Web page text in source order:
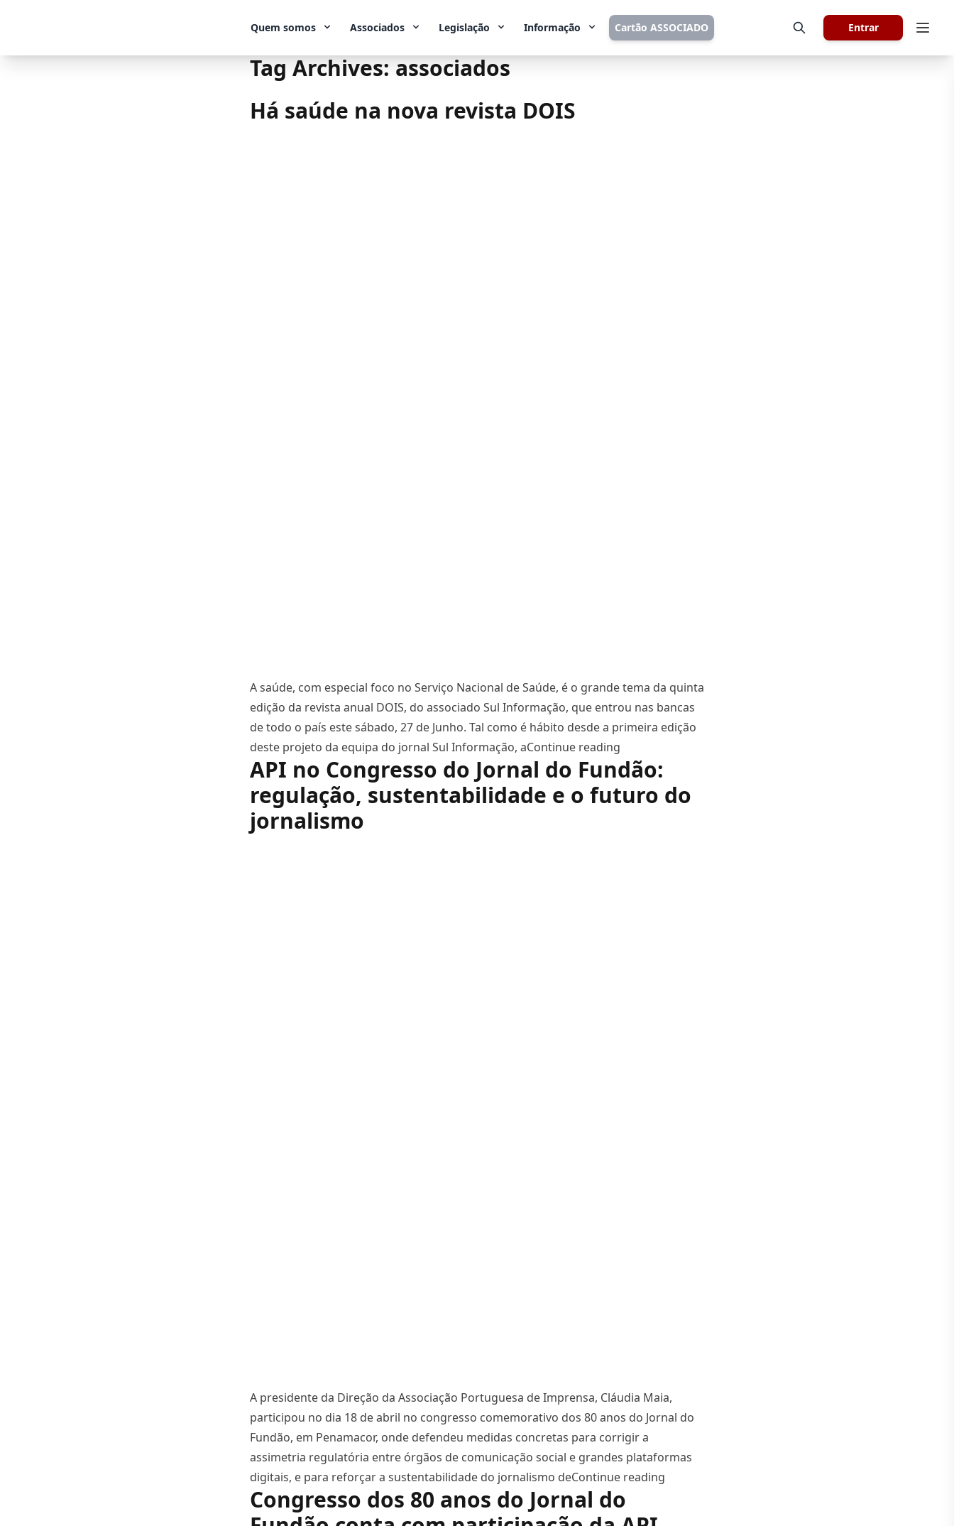
Quem somos Associados Legislação Informação Cartão ASSOCIADO Entrar
Tag Archives:associados
Há saúde na nova revista DOIS
A saúde, com especial foco no Serviço Nacional de Saúde, é o grande tema da quinta
edição da revista anual DOIS, do associado Sul Informação, que entrou nas bancas
de todo o país este sábado, 27 de Junho. Tal como é hábito desde a primeira edição
deste projeto da equipa do jornal Sul Informação, aContinue reading
API no Congresso do Jornal do Fundão:
regulação, sustentabilidade e o futuro do
jornalismo
A presidente da Direção da Associação Portuguesa de Imprensa, Cláudia Maia,
participou no dia 18 de abril no congresso comemorativo dos 80 anos do Jornal do
Fundão, em Penamacor, onde defendeu medidas concretas para corrigir a
assimetria regulatória entre órgãos de comunicação social e grandes plataformas
digitais, e para reforçar a sustentabilidade do jornalismo deContinue reading
Congresso dos 80 anos do Jornal do